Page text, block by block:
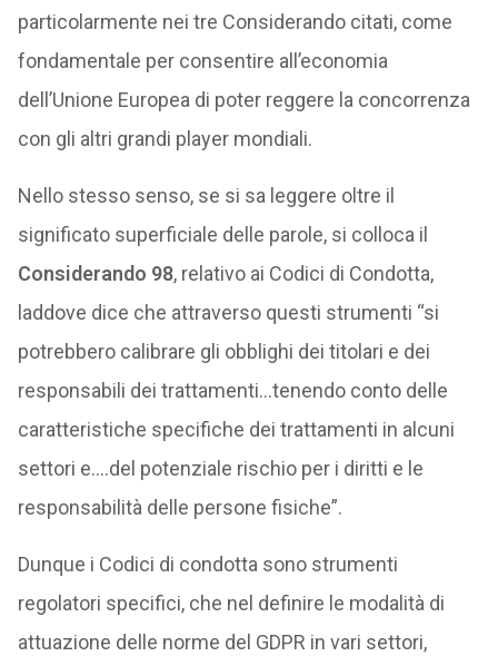
particolarmente nei tre Considerando citati, come
fondamentale per consentire all’economia
dell’Unione Europea di poter reggere la concorrenza
con gli altri grandi player mondiali.
Nello stesso senso, se si sa leggere oltre il
significato superficiale delle parole, si colloca il
Considerando 98, relativo ai Codici di Condotta,
laddove dice che attraverso questi strumenti “si
potrebbero calibrare gli obblighi dei titolari e dei
responsabili dei trattamenti…tenendo conto delle
caratteristiche specifiche dei trattamenti in alcuni
settori e….del potenziale rischio per i diritti e le
responsabilità delle persone fisiche”.
Dunque i Codici di condotta sono strumenti
regolatori specifici, che nel definire le modalità di
attuazione delle norme del GDPR in vari settori,